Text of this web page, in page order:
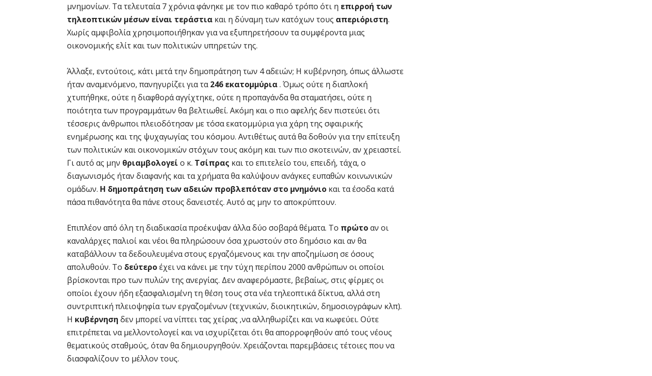
μνημονίων. Τα τελευταία 7 χρόνια φάνηκε με τον πιο καθαρό τρόπο ότι η επιρροή των
τηλεοπτικών μέσων είναι τεράστια και η δύναμη των κατόχων τους απεριόριστη.
Χωρίς αμφιβολία χρησιμοποιήθηκαν για να εξυπηρετήσουν τα συμφέροντα μιας
οικονομικής ελίτ και των πολιτικών υπηρετών της.
Άλλαξε, εντούτοις, κάτι μετά την δημοπράτηση των 4 αδειών; Η κυβέρνηση, όπως άλλωστε
ήταν αναμενόμενο, πανηγυρίζει για τα246 εκατομμύρια. Όμως ούτε η διαπλοκή
χτυπήθηκε, ούτε η διαφθορά αγγίχτηκε, ούτε η προπαγάνδα θα σταματήσει, ούτε η
ποιότητα των προγραμμάτων θα βελτιωθεί. Ακόμη και ο πιο αφελής δεν πιστεύει ότι
τέσσερις άνθρωποι πλειοδότησαν με τόσα εκατομμύρια για χάρη της σφαιρικής
ενημέρωσης και της ψυχαγωγίας του κόσμου. Αντιθέτως αυτά θα δοθούν για την επίτευξη
των πολιτικών και οικονομικών στόχων τους ακόμη και των πιο σκοτεινών, αν χρειαστεί.
Γι αυτό ας μην θριαμβολογεί ο κ. Τσίπρας και το επιτελείο του, επειδή, τάχα, ο
διαγωνισμός ήταν διαφανής και τα χρήματα θα καλύψουν ανάγκες ευπαθών κοινωνικών
ομάδων. Η δημοπράτηση των αδειών προβλεπόταν στο μνημόνιο και τα έσοδα κατά
πάσα πιθανότητα θα πάνε στους δανειστές. Αυτό ας μην το αποκρύπτουν.
Επιπλέον από όλη τη διαδικασία προέκυψαν άλλα δύο σοβαρά θέματα. Το πρώτοαν οι
καναλάρχες παλιοί και νέοι θα πληρώσουν όσα χρωστούν στο δημόσιο και αν θα
καταβάλλουν τα δεδουλευμένα στους εργαζόμενους και την αποζημίωση σε όσους
απολυθούν. Το δεύτεροέχει να κάνει με την τύχη περίπου 2000 ανθρώπων οι οποίοι
βρίσκονται προ των πυλών της ανεργίας. Δεν αναφερόμαστε, βεβαίως, στις φίρμες οι
οποίοι έχουν ήδη εξασφαλισμένη τη θέση τους στα νέα τηλεοπτικά δίκτυα, αλλά στη
συντριπτική πλειοψηφία των εργαζομένων (τεχνικών, διοικητικών, δημοσιογράφων κλπ).
Η κυβέρνηση δεν μπορεί να νίπτει τας χείρας ,να αλληθωρίζει και να κωφεύει. Ούτε
επιτρέπεται να μελλοντολογεί και να ισχυρίζεται ότι θα απορροφηθούν από τους νέους
θεματικούς σταθμούς, όταν θα δημιουργηθούν. Χρειάζονται παρεμβάσεις τέτοιες που να
διασφαλίζουν το μέλλον τους.